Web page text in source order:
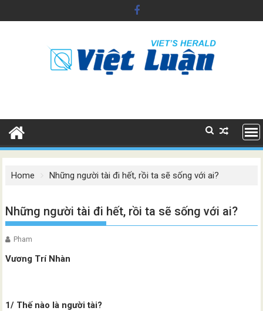
to
Home Những người tài đi hết, rồi ta sẽ sống với ai?
Những người tài đi hết, rồi ta sẽ sống với ai?
Pham
Vương Trí Nhàn
1/ Thế nào là người tài?